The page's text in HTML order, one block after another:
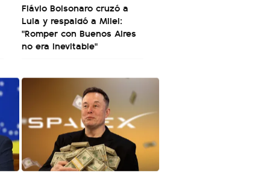
Flávio Bolsonaro cruzó a
Lula y respaldó a Milei:
"Romper con Buenos Aires
no era inevitable"